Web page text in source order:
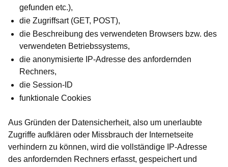
gefunden etc.),
die Zugriffsart (GET, POST),
die Beschreibung des verwendeten Browsers bzw. des
verwendeten Betriebssystems,
die anonymisierte IP-Adresse des anfordernden
Rechners,
die Session-ID
funktionale Cookies
Aus Gründen der Datensicherheit, also um unerlaubte
Zugriffe aufklären oder Missbrauch der Internetseite
verhindern zu können, wird die vollständige IP-Adresse
des anfordernden Rechners erfasst, gespeichert und